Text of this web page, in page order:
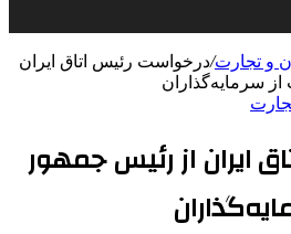
و تجارت/درخواست رئیس اتاق ایران
سرمایه‌گذاران
ایران از رئیس جمهور